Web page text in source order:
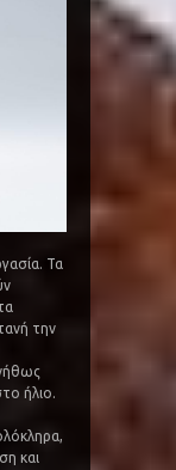
Τα
την
ήλιο.
και